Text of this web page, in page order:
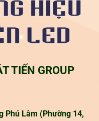
TIẾN GROUP
Phú Lâm (Phường 14,